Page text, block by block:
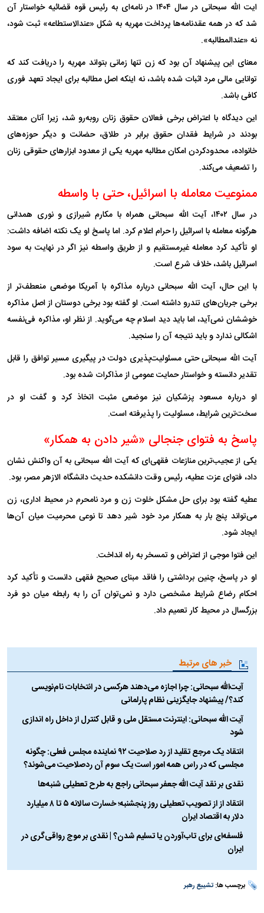
ایت الله سبحانی در سال ۱۴۰۴ در نامه‌ای به رئیس قوه قضائیه خواستار آن
شد که در همه عقدنامه‌ها پرداخت مهریه به شکل «عندالاستطاعه» ثبت شود،
نه «عندالمطالبه».
معنای این پیشنهاد آن بود که زن تنها زمانی بتواند مهریه را دریافت کند که
توانایی مالی مرد اثبات شده باشد، نه اینکه اصل مطالبه برای ایجاد تعهد فوری
کافی باشد.
این دیدگاه با اعتراض برخی فعالان حقوق زنان روبه‌رو شد، زیرا آنان معتقد
بودند در شرایط فقدان حقوق برابر در طلاق، حضانت و دیگر حوزه‌های
خانواده، محدودکردن امکان مطالبه مهریه یکی از معدود ابزارهای حقوقی زنان
را تضعیف می‌کند.
ممنوعیت معامله با اسرائیل، حتی با واسطه
در سال ۱۴۰۲، آیت الله سبحانی همراه با مکارم شیرازی و نوری همدانی
هرگونه معامله با اسرائیل را حرام اعلام کرد. اما پاسخ او یک نکته اضافه داشت:
او تأکید کرد معامله غیرمستقیم و از طریق واسطه نیز اگر در نهایت به سود
اسرائیل باشد، خلاف شرع است.
با این حال، آیت الله سبحانی درباره مذاکره با آمریکا موضعی منعطف‌تر از
برخی جریان‌های تندرو داشته است. او گفته بود برخی دوستان از اصل مذاکره
خوششان نمی‌آید، اما باید دید اسلام چه می‌گوید. از نظر او، مذاکره فی‌نفسه
اشکالی ندارد و باید نتیجه آن را سنجید.
آیت الله سبحانی حتی مسئولیت‌پذیری دولت در پیگیری مسیر توافق را قابل
تقدیر دانسته و خواستار حمایت عمومی از مذاکرات شده بود.
او درباره مسعود پزشکیان نیز موضعی مثبت اتخاذ کرد و گفت او در
سخت‌ترین شرایط، مسئولیت را پذیرفته است.
پاسخ به فتوای جنجالی «شیر دادن به همکار»
یکی از عجیب‌ترین منازعات فقهی‌ای که آیت الله سبحانی به آن واکنش نشان
داد، فتوای عزت عطیه، رئیس وقت دانشکده حدیث دانشگاه الازهر مصر، بود.
عطیه گفته بود برای حل مشکل خلوت زن و مرد نامحرم در محیط اداری، زن
می‌تواند پنج بار به همکار مرد خود شیر دهد تا نوعی محرمیت میان آن‌ها
ایجاد شود.
این فتوا موجی از اعتراض و تمسخر به راه انداخت.
او در پاسخ، چنین برداشتی را فاقد مبنای صحیح فقهی دانست و تأکید کرد
احکام رضاع شرایط مشخصی دارد و نمی‌توان آن را به رابطه میان دو فرد
بزرگسال در محیط کار تعمیم داد.
خبر های مرتبط
آیت‌الله سبحانی: چرا اجازه می‎‌دهند هرکسی در انتخابات نام‌نویسی
کند؟/ پیشنهاد جایگزینی نظام پارلمانی
آیت الله سبحانی: اینترنت مستقل ملی و قابل کنترل از داخل راه اندازی
شود
انتقاد یک مرجع تقلید از رد صلاحیت ۹۲ نماینده مجلس فعلی: چگونه
مجلسی که در راس همه امور است یک سوم آن ردصلاحیت می‌شوند؟
نقدی بر نقد آیت الله جعفر سبحانی راجع به طرح تعطیلی شنبه‌ها
انتقاد از از تصویب تعطیلی روز پنجشنبه؛ خسارت سالانه ۵ تا ۸ میلیارد
دلار به اقتصاد ایران
فلسفه‌ای برای تاب‌آوردن یا تسلیم شدن؟ | نقدی بر موج رواقی‌گری در
ایران
برچسب ها:تشییع رهبر